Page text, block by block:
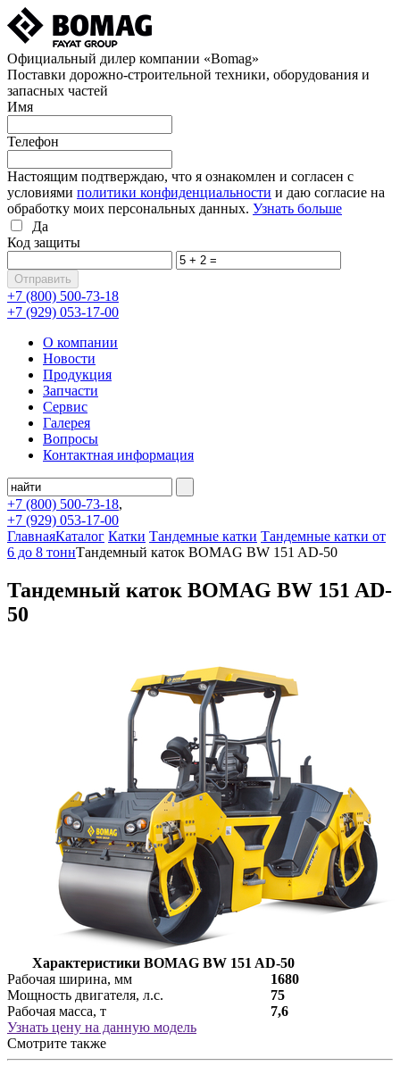
Официальный дилер компании «Bomag»
Поставки дорожно-строительной техники, оборудования и
запасных частей
Имя
Телефон
Настоящим подтверждаю, что я ознакомлен и согласен с
условиями политики конфиденциальности и даю согласие на
обработку моих персональных данных. Узнать больше
Да
Код защиты
+7 (800) 500-73-18
+7 (929) 053-17-00
О компании
Новости
Продукция
Запчасти
Сервис
Галерея
Вопросы
Контактная информация
+7 (800) 500-73-18,
+7 (929) 053-17-00
ГлавнаяКаталог Катки Тандемные катки Тандемные катки от
6 до 8 тоннТандемный каток BOMAG BW 151 AD-50
Тандемный каток BOMAG BW 151 AD-
50
Характеристики BOMAG BW 151 AD-50
Рабочая ширина, мм
1680
Мощность двигателя, л.с.
75
Рабочая масса, т
7,6
Узнать цену на данную модель
Смотрите также